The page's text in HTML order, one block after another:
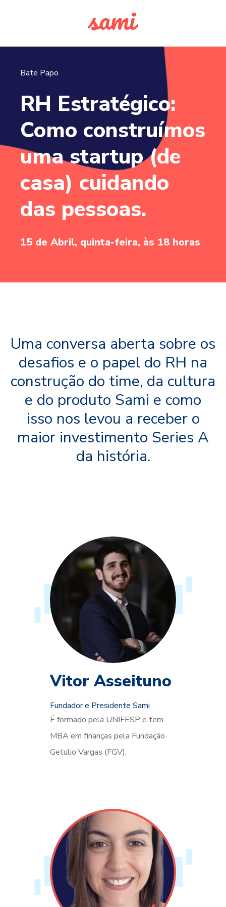
Bate Papo
RH Estratégico:
Como construímos
uma startup (de
casa) cuidando
das pessoas.
15 de Abril, quinta-feira, às 18 horas
Uma conversa aberta sobre os
desafios e o papel do RH na
construção do time, da cultura
e do produto Sami e como
isso nos levou a receber o
maior investimento Series A
da história.
Vitor Asseituno
Fundador e Presidente Sami
É formado pela UNIFESP e tem
MBA em finanças pela Fundação
Getulio Vargas (FGV).